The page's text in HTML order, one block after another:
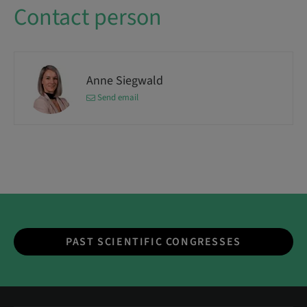
Contact person
Anne Siegwald
Send email
PAST SCIENTIFIC CONGRESSES